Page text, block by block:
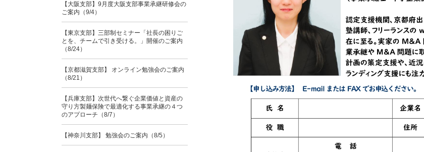
【大阪支部】9月度大阪支部事業承継研修会の
ご案内（9/4）
【東京支部】三部制セミナー「社長の困りご
とを、チームで引き受ける。」開催のご案内
（8/24）
【京都滋賀支部】 オンライン勉強会のご案内
（8/21）
【兵庫支部】次世代へ繋ぐ企業価値と資産の
守り方製麺保険で最適化する事業承継の４つ
のアプローチ（8/7）
【神奈川支部】 勉強会のご案内（8/5）